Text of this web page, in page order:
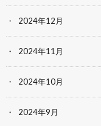
2024年12月
2024年11月
2024年10月
2024年9月